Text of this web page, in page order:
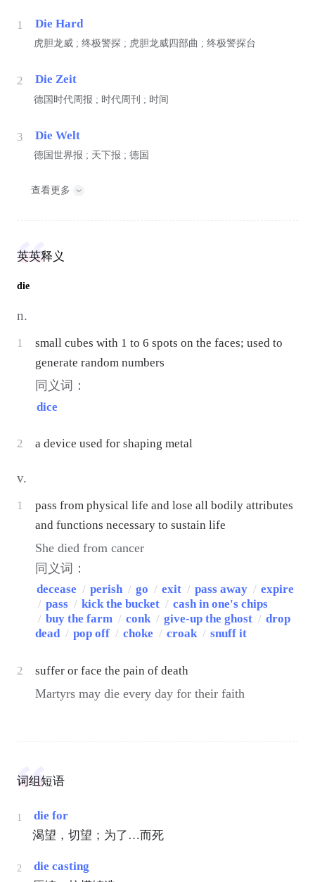
1 Die Hard
虎胆龙威 ; 终极警探 ; 虎胆龙威四部曲 ; 终极警探台
2 Die Zeit
德国时代周报 ; 时代周刊 ; 时间
3 Die Welt
德国世界报 ; 天下报 ; 德国
查看更多
英英释义
die
n.
1
small cubes with 1 to 6 spots on the faces; used to
generate random numbers
同义词：
dice
2 a device used for shaping metal
v.
1
pass from physical life and lose all bodily attributes
and functions necessary to sustain life
She died from cancer
同义词：
decease / perish / go / exit / pass away / expire
/ pass / kick the bucket / cash in one's chips
/ buy the farm / conk/ give-up the ghost / drop
dead/ pop off / choke / croak/ snuff it
2 suffer or face the pain of death
Martyrs may die every day for their faith
词组短语
1
die for
渴望，切望；为了…而死
2
die casting